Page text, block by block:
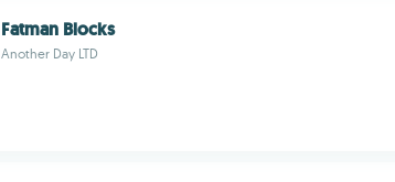
Fatman Blocks
Another Day LTD